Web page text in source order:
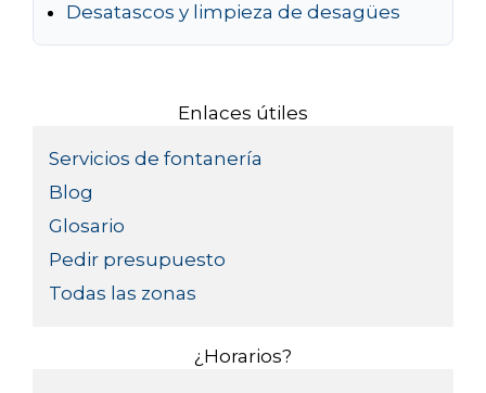
Desatascos y limpieza de desagües
Enlaces útiles
Servicios de fontanería
Blog
Glosario
Pedir presupuesto
Todas las zonas
¿Horarios?